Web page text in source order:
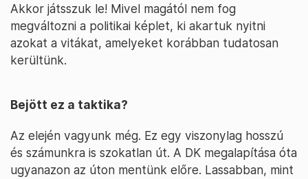
Akkor játsszuk le! Mivel magától nem fog
megváltozni a politikai képlet, ki akartuk nyitni
azokat a vitákat, amelyeket korábban tudatosan
kerültünk.
Bejött ez a taktika?
Az elején vagyunk még. Ez egy viszonylag hosszú
és számunkra is szokatlan út. A DK megalapítása óta
ugyanazon az úton mentünk előre. Lassabban, mint